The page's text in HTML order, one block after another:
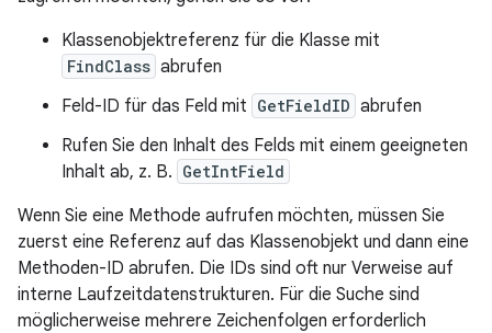
Klassenobjektreferenz für die Klasse mit
FindClass abrufen
Feld-ID für das Feld mit GetFieldID abrufen
Rufen Sie den Inhalt des Felds mit einem geeigneten
Inhalt ab, z. B. GetIntField
Wenn Sie eine Methode aufrufen möchten, müssen Sie
zuerst eine Referenz auf das Klassenobjekt und dann eine
Methoden-ID abrufen. Die IDs sind oft nur Verweise auf
interne Laufzeitdatenstrukturen. Für die Suche sind
möglicherweise mehrere Zeichenfolgen erforderlich